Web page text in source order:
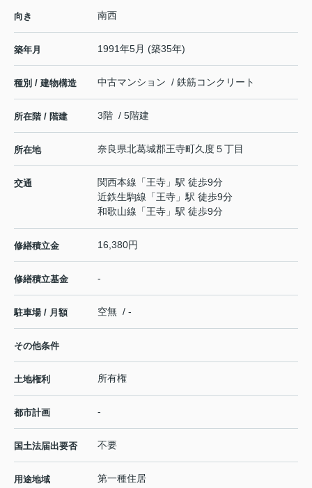
向き 南西
築年月 1991年5月 (築35年)
種別 / 建物構造 中古マンション / 鉄筋コンクリート
所在階 / 階建 3階 / 5階建
所在地 奈良県北葛城郡王寺町久度５丁目
交通 関西本線 「王寺 」駅 徒歩9分
近鉄生駒線 「王寺 」駅 徒歩9分
和歌山線 「王寺 」駅 徒歩9分
修繕積立金 16,380円
修繕積立基金 -
駐車場 / 月額 空無 / -
その他条件
土地権利 所有権
都市計画 -
国土法届出要否 不要
用途地域 第一種住居